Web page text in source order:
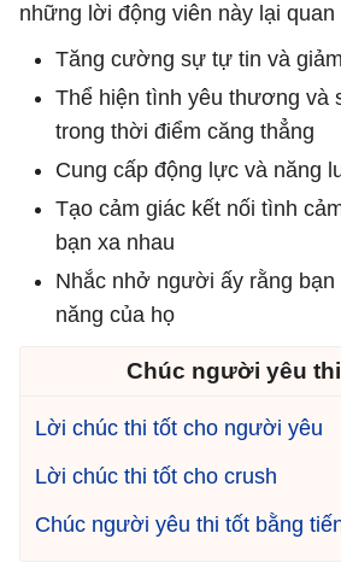
những lời động viên này lại quan
Tăng cường sự tự tin và
Thể hiện tình yêu thương và
trong thời điểm căng thẳng
Cung cấp động lực và năng
Tạo cảm giác kết nối tình
bạn xa nhau
Nhắc nhở người ấy rằng
năng của họ
Chúc người yêu
Lời chúc thi tốt cho người yêu
Lời chúc thi tốt cho crush
Chúc người yêu thi tốt bằng